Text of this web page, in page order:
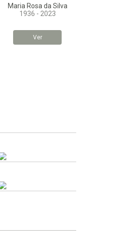
Maria Rosa da Silva
1936 - 2023
Ver